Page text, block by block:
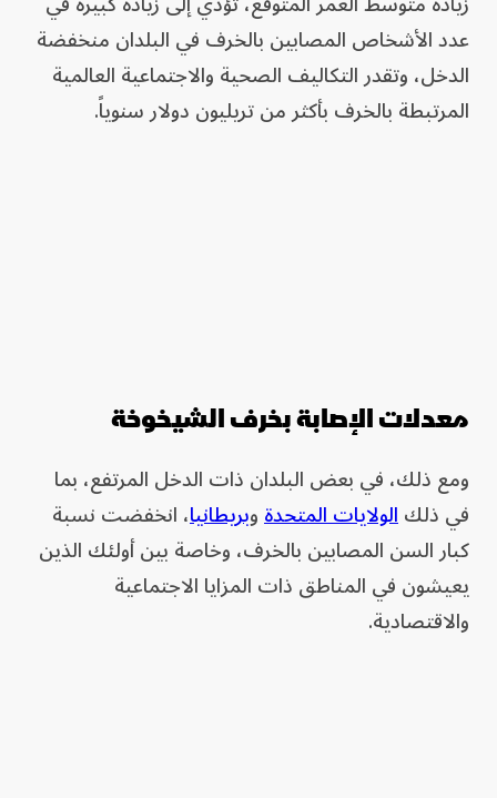
عدد الأشخاص المصابين بالخرف في البلدان منخفضة
الدخل، وتقدر التكاليف الصحية والاجتماعية العالمية
المرتبطة بالخرف بأكثر من تريليون دولار سنوياً.
معدلات الإصابة بخرف الشيخوخة
ومع ذلك، في بعض البلدان ذات الدخل المرتفع، بما
في ذلكالولايات المتحدةوبريطانيا، انخفضت نسبة
كبار السن المصابين بالخرف، وخاصة بين أولئك الذين
يعيشون في المناطق ذات المزايا الاجتماعية
والاقتصادية.